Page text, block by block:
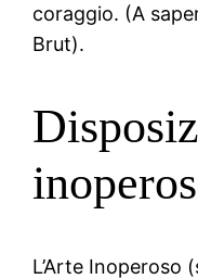
coraggio. (A
Brut).
L’Arte Inoperoso